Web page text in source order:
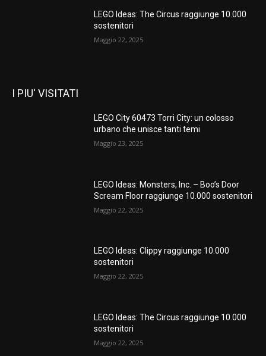
LEGO Ideas: The Circus raggiunge 10.000
sostenitori
Maggio 22, 2025
I PIU' VISITATI
LEGO City 60473 Torri City: un colosso
urbano che unisce tanti temi
Maggio 23, 2025
LEGO Ideas: Monsters, Inc. – Boo’s Door
Scream Floor raggiunge 10.000 sostenitori
Maggio 22, 2025
LEGO Ideas: Clippy raggiunge 10.000
sostenitori
Maggio 22, 2025
LEGO Ideas: The Circus raggiunge 10.000
sostenitori
Maggio 22, 2025